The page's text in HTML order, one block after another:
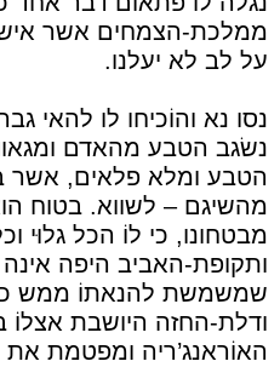
ממלכת-הצמחים אשר איש
על לב לא יעלנו.
נסו נא והוֹכיחו לו להאי
נשׂגב הטבע מהאדם
הטבע ומלא פלאים, אשר
מהשיגם – לשווא. בטוח הוא
מבטחונו, כי לוֹ הכל גלוּי
ותקופת-האביב היפה
שמשמשת להנאתוֹ ממש
ודלת-החזה היושבת אצלוֹ
האוֹראנג’ריה ומפטמת את